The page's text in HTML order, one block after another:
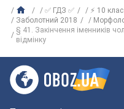
✅ ГДЗ ✅ ⚡ 10 клас
Заболотний 2018
§ 41. Закінчення іменників
відмінку